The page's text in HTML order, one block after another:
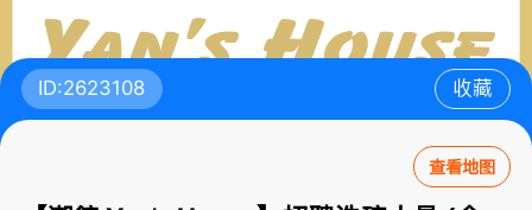
ID:2623108 收藏
查看地图